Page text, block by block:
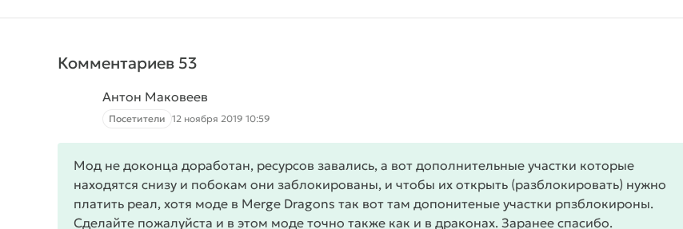
Комментариев 53
Антон Маковеев
Посетители 12 ноября 2019 10:59
Мод не доконца доработан, ресурсов завались, а вот дополнительные участки которые
находятся снизу и побокам они заблокированы, и чтобы их открыть (разблокировать) нужно
платить реал, хотя моде в Merge Dragons так вот там допонитеные участки рпзблокироны.
Сделайте пожалуйста и в этом моде точно также как и в драконах. Заранее спасибо.